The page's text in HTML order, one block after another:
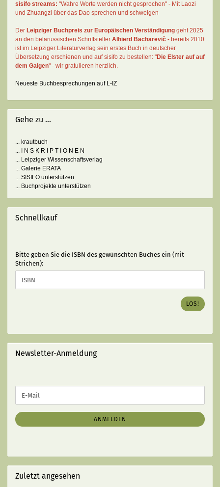
sisifo streams: "Wahre Worte werden nicht gesprochen" - Mit Laozi
und Zhuangzi über das Dao sprechen und schweigen
Der Leipziger Buchpreis zur Europäischen Verständigung geht 2025
an den belarussischen Schriftsteller Alhierd Bacharevič - bereits 2010
ist im Leipziger Literaturverlag sein erstes Buch in deutscher
Übersetzung erschienen und auf sisifo zu bestellen: "Die Elster auf auf
dem Galgen" - wir gratulieren herzlich.
Neueste Buchbesprechungen auf L-IZ
Gehe zu ...
... krautbuch
... I N S K R I P T I O N E N
... Leipziger Wissenschaftsverlag
... Galerie ERATA
... SISIFO unterstützen
... Buchprojekte unterstützen
Schnellkauf
BITTE
GEBEN
SIE
DIE
ISBN
(MIT
STRICHEN):
Bitte geben Sie die ISBN des gewünschten Buches ein (mit
Strichen):
LOS!
Newsletter-Anmeldung
ZUR
ANMELDUNG
E-
Mail
ANMELDEN
Zuletzt angesehen